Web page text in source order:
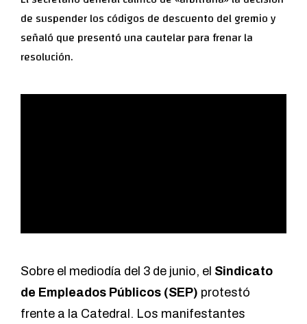
de suspender los códigos de descuento del gremio y
señaló que presentó una cautelar para frenar la
resolución.
Sobre el mediodía del 3 de junio, el Sindicato
de Empleados Públicos (SEP) protestó
frente a la Catedral. Los manifestantes